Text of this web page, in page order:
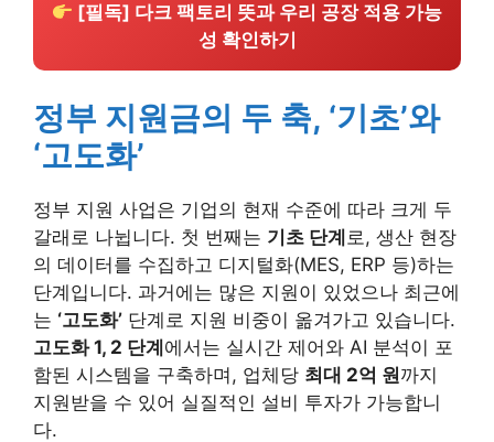
[필독] 다크 팩토리 뜻과 우리 공장 적용 가능
성 확인하기
정부 지원금의 두 축, ‘기초’와
‘고도화’
정부 지원 사업은 기업의 현재 수준에 따라 크게 두
갈래로 나뉩니다. 첫 번째는 기초 단계 로, 생산 현장
의 데이터를 수집하고 디지털화(MES, ERP 등)하는
단계입니다. 과거에는 많은 지원이 있었으나 최근에
는 ‘고도화’ 단계로 지원 비중이 옮겨가고 있습니다.
고도화 1, 2 단계에서는 실시간 제어와 AI 분석이 포
함된 시스템을 구축하며, 업체당 최대 2억 원까지
지원받을 수 있어 실질적인 설비 투자가 가능합니
다.